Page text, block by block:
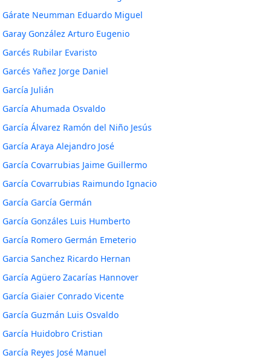
Gárate Neumman Eduardo Miguel
Garay González Arturo Eugenio
Garcés Rubilar Evaristo
Garcés Yañez Jorge Daniel
García Julián
García Ahumada Osvaldo
García Álvarez Ramón del Niño Jesús
García Araya Alejandro José
García Covarrubias Jaime Guillermo
García Covarrubias Raimundo Ignacio
García García Germán
García Gonzáles Luis Humberto
García Romero Germán Emeterio
Garcia Sanchez Ricardo Hernan
García Agüero Zacarías Hannover
García Giaier Conrado Vicente
García Guzmán Luis Osvaldo
García Huidobro Cristian
García Reyes José Manuel